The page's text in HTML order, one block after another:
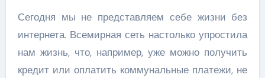
Сегодня мы не представляем себе жизни без
интернета. Всемирная сеть настолько упростила
нам жизнь, что, например, уже можно получить
кредит или оплатить коммунальные платежи, не